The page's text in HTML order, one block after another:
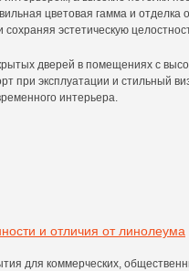
цветовая гамма и
эстетическую
дверей в помещениях с
при эксплуатации и стильный
интерьера.
и отличия от линолеума
для коммерческих,